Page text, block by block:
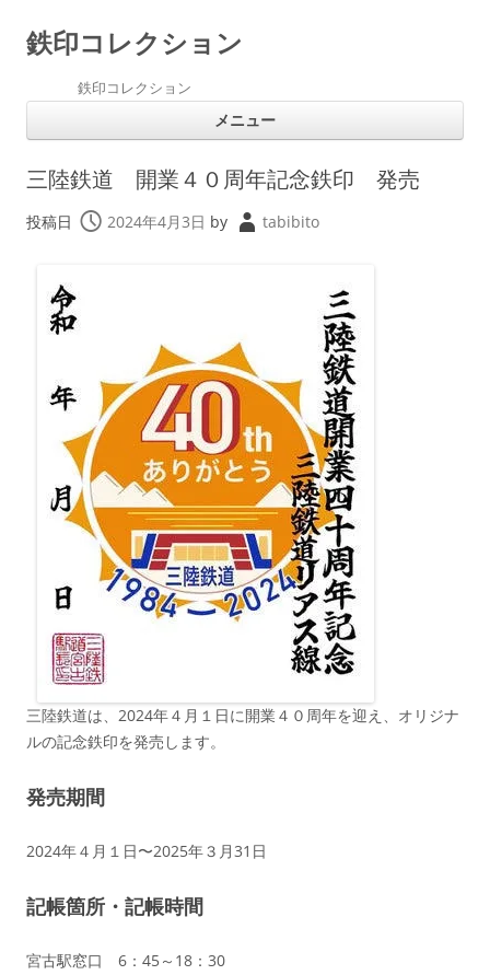
鉄印コレクション
鉄印コレクション
メニュー
三陸鉄道 開業４０周年記念鉄印 発売
投稿日 2024年4月3日 by tabibito
三陸鉄道は、2024年４月１日に開業４０周年を迎え、オリジナ
ルの記念鉄印を発売します。
発売期間
2024年４月１日〜2025年３月31日
記帳箇所・記帳時間
宮古駅窓口 6：45～18：30